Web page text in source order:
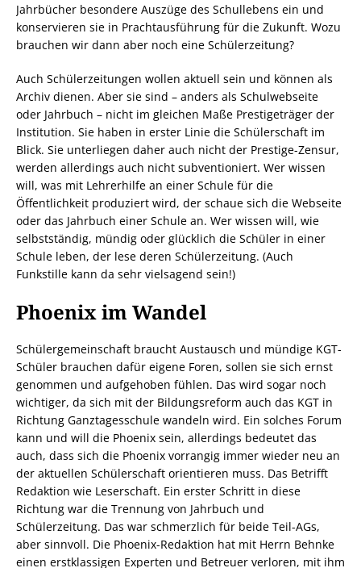
Jahrbücher besondere Auszüge des Schullebens ein und
konservieren sie in Prachtausführung für die Zukunft. Wozu
brauchen wir dann aber noch eine Schülerzeitung?
Auch Schülerzeitungen wollen aktuell sein und können als
Archiv dienen. Aber sie sind – anders als Schulwebseite
oder Jahrbuch – nicht im gleichen Maße Prestigeträger der
Institution. Sie haben in erster Linie die Schülerschaft im
Blick. Sie unterliegen daher auch nicht der Prestige-Zensur,
werden allerdings auch nicht subventioniert. Wer wissen
will, was mit Lehrerhilfe an einer Schule für die
Öffentlichkeit produziert wird, der schaue sich die Webseite
oder das Jahrbuch einer Schule an. Wer wissen will, wie
selbstständig, mündig oder glücklich die Schüler in einer
Schule leben, der lese deren Schülerzeitung. (Auch
Funkstille kann da sehr vielsagend sein!)
Phoenix im Wandel
Schülergemeinschaft braucht Austausch und mündige KGT-
Schüler brauchen dafür eigene Foren, sollen sie sich ernst
genommen und aufgehoben fühlen. Das wird sogar noch
wichtiger, da sich mit der Bildungsreform auch das KGT in
Richtung Ganztagesschule wandeln wird. Ein solches Forum
kann und will die Phoenix sein, allerdings bedeutet das
auch, dass sich die Phoenix vorrangig immer wieder neu an
der aktuellen Schülerschaft orientieren muss. Das Betrifft
Redaktion wie Leserschaft. Ein erster Schritt in diese
Richtung war die Trennung von Jahrbuch und
Schülerzeitung. Das war schmerzlich für beide Teil-AGs,
aber sinnvoll. Die Phoenix-Redaktion hat mit Herrn Behnke
einen erstklassigen Experten und Betreuer verloren, mit ihm